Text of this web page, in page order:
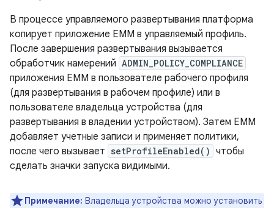
В процессе управляемого развертывания платформа
копирует приложение EMM в управляемый профиль.
После завершения развертывания вызывается
обработчик намерений ADMIN_POLICY_COMPLIANCE
приложения EMM в пользователе рабочего профиля
(для развертывания в рабочем профиле) или в
пользователе владельца устройства (для
развертывания в владении устройством). Затем EMM
добавляет учетные записи и применяет политики,
после чего вызывает setProfileEnabled() чтобы
сделать значки запуска видимыми.
Примечание: Владельца устройства можно установить